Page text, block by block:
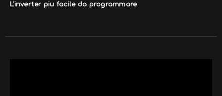
L'inverter piu facile da programmare